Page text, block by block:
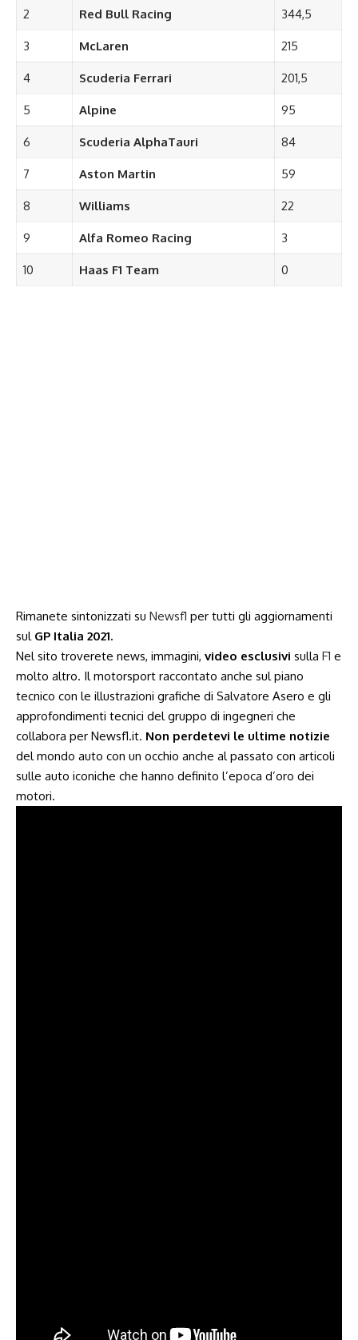
2 Red Bull Racing 344,5
3 McLaren 215
4 Scuderia Ferrari 201,5
5 Alpine 95
6 Scuderia AlphaTauri 84
7 Aston Martin 59
8 Williams 22
9 Alfa Romeo Racing 3
10 Haas F1 Team 0
Rimanete sintonizzati su Newsf1 per tutti gli aggiornamenti
sul GP Italia 2021.
Nel sito troverete news, immagini, video esclusivi sulla F1 e
molto altro. Il motorsport raccontato anche sul piano
tecnico con le illustrazioni grafiche di Salvatore Asero e gli
approfondimenti tecnici del gruppo di ingegneri che
collabora per Newsf1.it. Non perdetevi le ultime notizie
del mondo auto con un occhio anche al passato con articoli
sulle auto iconiche che hanno definito l’epoca d’oro dei
motori.